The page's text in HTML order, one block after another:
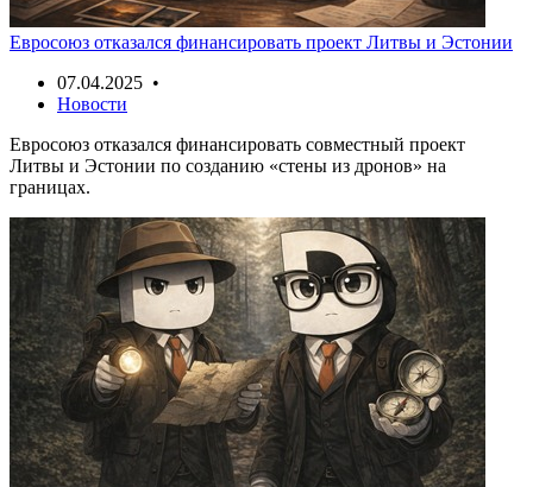
Евросоюз отказался финансировать проект Литвы и Эстонии
07.04.2025 •
Новости
Евросоюз отказался финансировать совместный проект
Литвы и Эстонии по созданию «стены из дронов» на
границах.